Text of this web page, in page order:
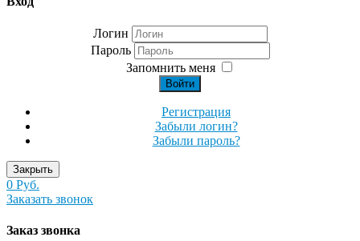
Логин
Пароль
Запомнить меня
Войти
Регистрация
Забыли логин?
Забыли пароль?
Закрыть
0 Руб.
Заказать звонок
Заказ звонка